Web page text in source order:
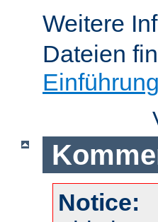
Weitere
Dateien
Einführung
Notice: